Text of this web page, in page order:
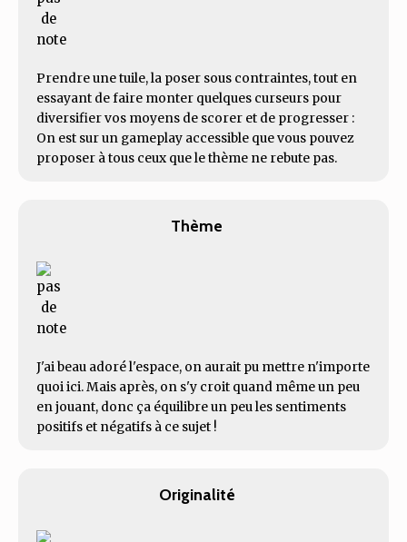
Prendre une tuile, la poser sous contraintes, tout en
essayant de faire monter quelques curseurs pour
diversifier vos moyens de scorer et de progresser :
On est sur un gameplay accessible que vous pouvez
proposer à tous ceux que le thème ne rebute pas.
Thème
J'ai beau adoré l'espace, on aurait pu mettre n'importe
quoi ici. Mais après, on s'y croit quand même un peu
en jouant, donc ça équilibre un peu les sentiments
positifs et négatifs à ce sujet !
Originalité